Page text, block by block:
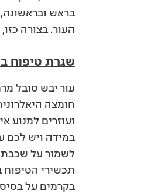
בראש
העור. בצורה
שגרת טיפוח
עור יבש סובל
חומצה
ועוזרים למנוע
במידה ויש לכם
לשמור על שכבת
תכשירי
בקרמים על